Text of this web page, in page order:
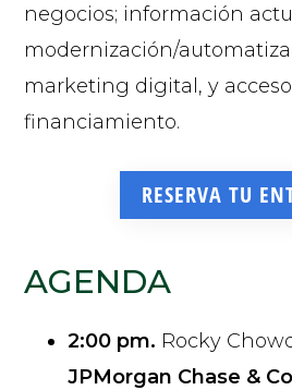
negocios; información
modernización/
marketing digital, y
financiamiento.
RESERVA TU
AGENDA
2:00 pm. Rocky
JPMorgan Chase &